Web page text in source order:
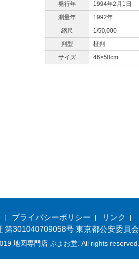
発行年
1994年2月1日
測量年
1992年
縮尺
1/50,000
判型
柾判
サイズ
46×58cm
プライバシーポリシー
リンク
第301040709058号 東京都公安委員会
地図専門店 ぶよお堂. All rights reserved.